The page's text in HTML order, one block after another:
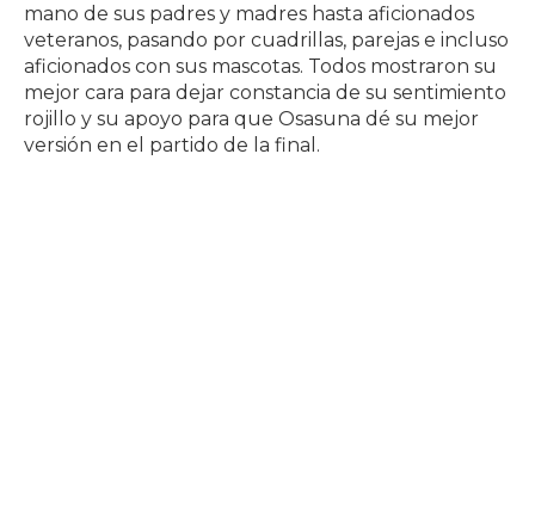
mano de sus padres y madres hasta aficionados
veteranos, pasando por cuadrillas, parejas e incluso
aficionados con sus mascotas. Todos mostraron su
mejor cara para dejar constancia de su sentimiento
rojillo y su apoyo para que Osasuna dé su mejor
versión en el partido de la final.